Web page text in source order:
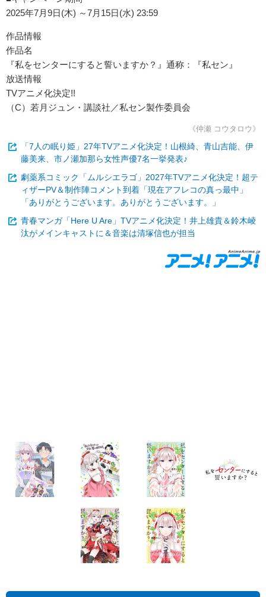
2025年7月9日(木) ～7月15日(水) 23:59
作品情報
作品名
『私をセンターにすると誓いますか？』通称：『私セン』
放送情報
TVアニメ化決定!!
（C）若月ジュン・講談社／私セン製作委員会
《仲瀬 コウタロウ》
「7人の眠り姫」27年TVアニメ化決定！山根綺、青山吉能、伊
藤美来、市ノ瀬加那ら女性声優7名一挙発表♪
劇薬系コミック「ムルシエラゴ」2027年TVアニメ化決定！超テ
ィザーPV＆制作陣コメント到着「現在アフレコの真っ最中」
「ありがとうございます。ありがとうございます。」
青春マンガ「Here U Are」TVアニメ化決定！井上雄貴＆鈴木崚
汰がメインキャストに＆音楽は清塚信也が担当